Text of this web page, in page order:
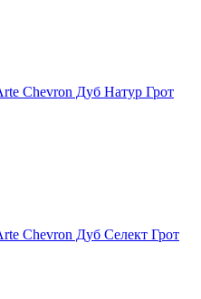
Chevron Дуб Натур Грот
Chevron Дуб Селект Грот